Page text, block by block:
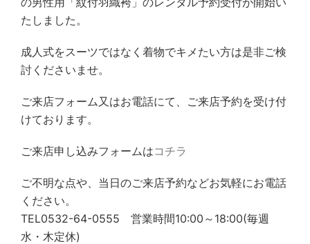
たしました。
成人式をスーツではなく着物でキメたい方は是非ご検
討くださいませ。
ご来店フォーム又はお電話にて、ご来店予約を受け付
けております。
ご来店申し込みフォームはコチラ
ご不明な点や、当日のご来店予約などお気軽にお電話
ください。
TEL0532-64-0555 営業時間10:00～18:00(毎週
水・木定休)